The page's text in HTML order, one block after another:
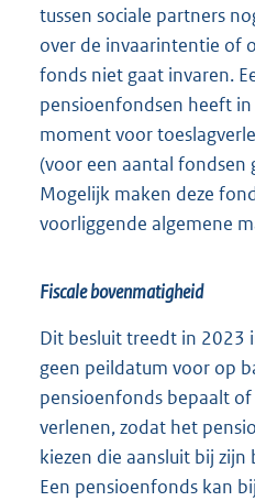
tussen sociale partners
over de invaarintentie of
fonds niet gaat invaren.
pensioenfondsen heeft
moment voor
(voor een aantal fondsen
Mogelijk maken deze
voorliggende algemene
Fiscale bovenmatigheid
Dit besluit treedt in 2023
geen peildatum voor op
pensioenfonds bepaalt
verlenen, zodat het
kiezen die aansluit bij
Een pensioenfonds kan